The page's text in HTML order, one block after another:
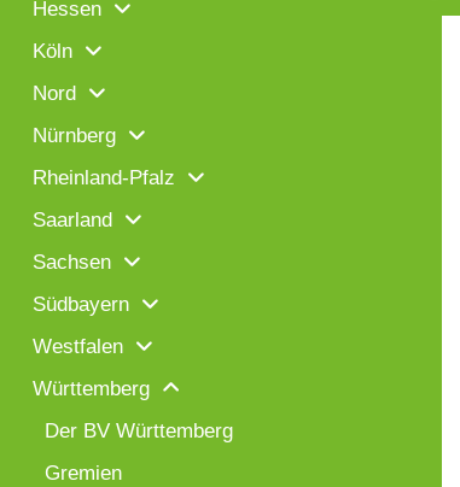
Hessen
Köln
Nord
Nürnberg
Rheinland-Pfalz
Saarland
Sachsen
Südbayern
Westfalen
Württemberg
Der BV Württemberg
Gremien